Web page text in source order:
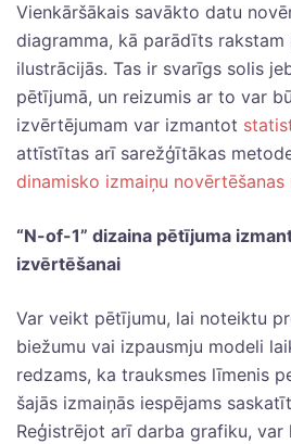
Vienkāršākais savākto datu
diagramma, kā parādīts rakstam
ilustrācijās. Tas ir svarīgs solis
pētījumā, un reizumis ar to var
izvērtējumam var izmantot
attīstītas arī sarežģītākas
dinamisko izmaiņu novērtēšanas
“N-of-1” dizaina pētījuma
izvērtēšanai
Var veikt pētījumu, lai noteiktu
biežumu vai izpausmju modeli
redzams, ka trauksmes līmenis
šajās izmaiņās iespējams
Reģistrējot arī darba grafiku, var